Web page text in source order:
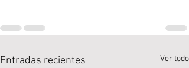
Entradas recientes Ver todo